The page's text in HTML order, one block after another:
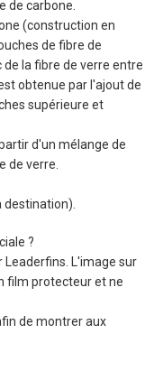
de carbone.
(construction en
de fibre de
la fibre de verre entre
obtenue par l'ajout de
supérieure et
d'un mélange de
de verre.
destination).
?
Leaderfins. L'image sur
film protecteur et ne
de montrer aux